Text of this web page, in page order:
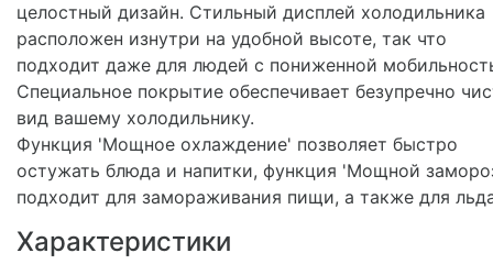
целостный дизайн. Стильный дисплей холодильника
расположен изнутри на удобной высоте, так что
подходит даже для людей с пониженной
Специальное покрытие обеспечивает безупречно
вид вашему холодильнику.
Функция 'Мощное охлаждение' позволяет быстро
остужать блюда и напитки, функция 'Мощной
подходит для замораживания пищи, а также для
Характеристики